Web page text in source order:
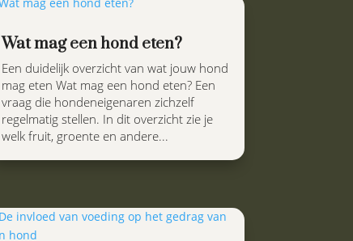
Wat mag een hond eten?
Een duidelijk overzicht van wat jouw hond
mag eten Wat mag een hond eten? Een
vraag die hondeneigenaren zichzelf
regelmatig stellen. In dit overzicht zie je
welk fruit, groente en andere...